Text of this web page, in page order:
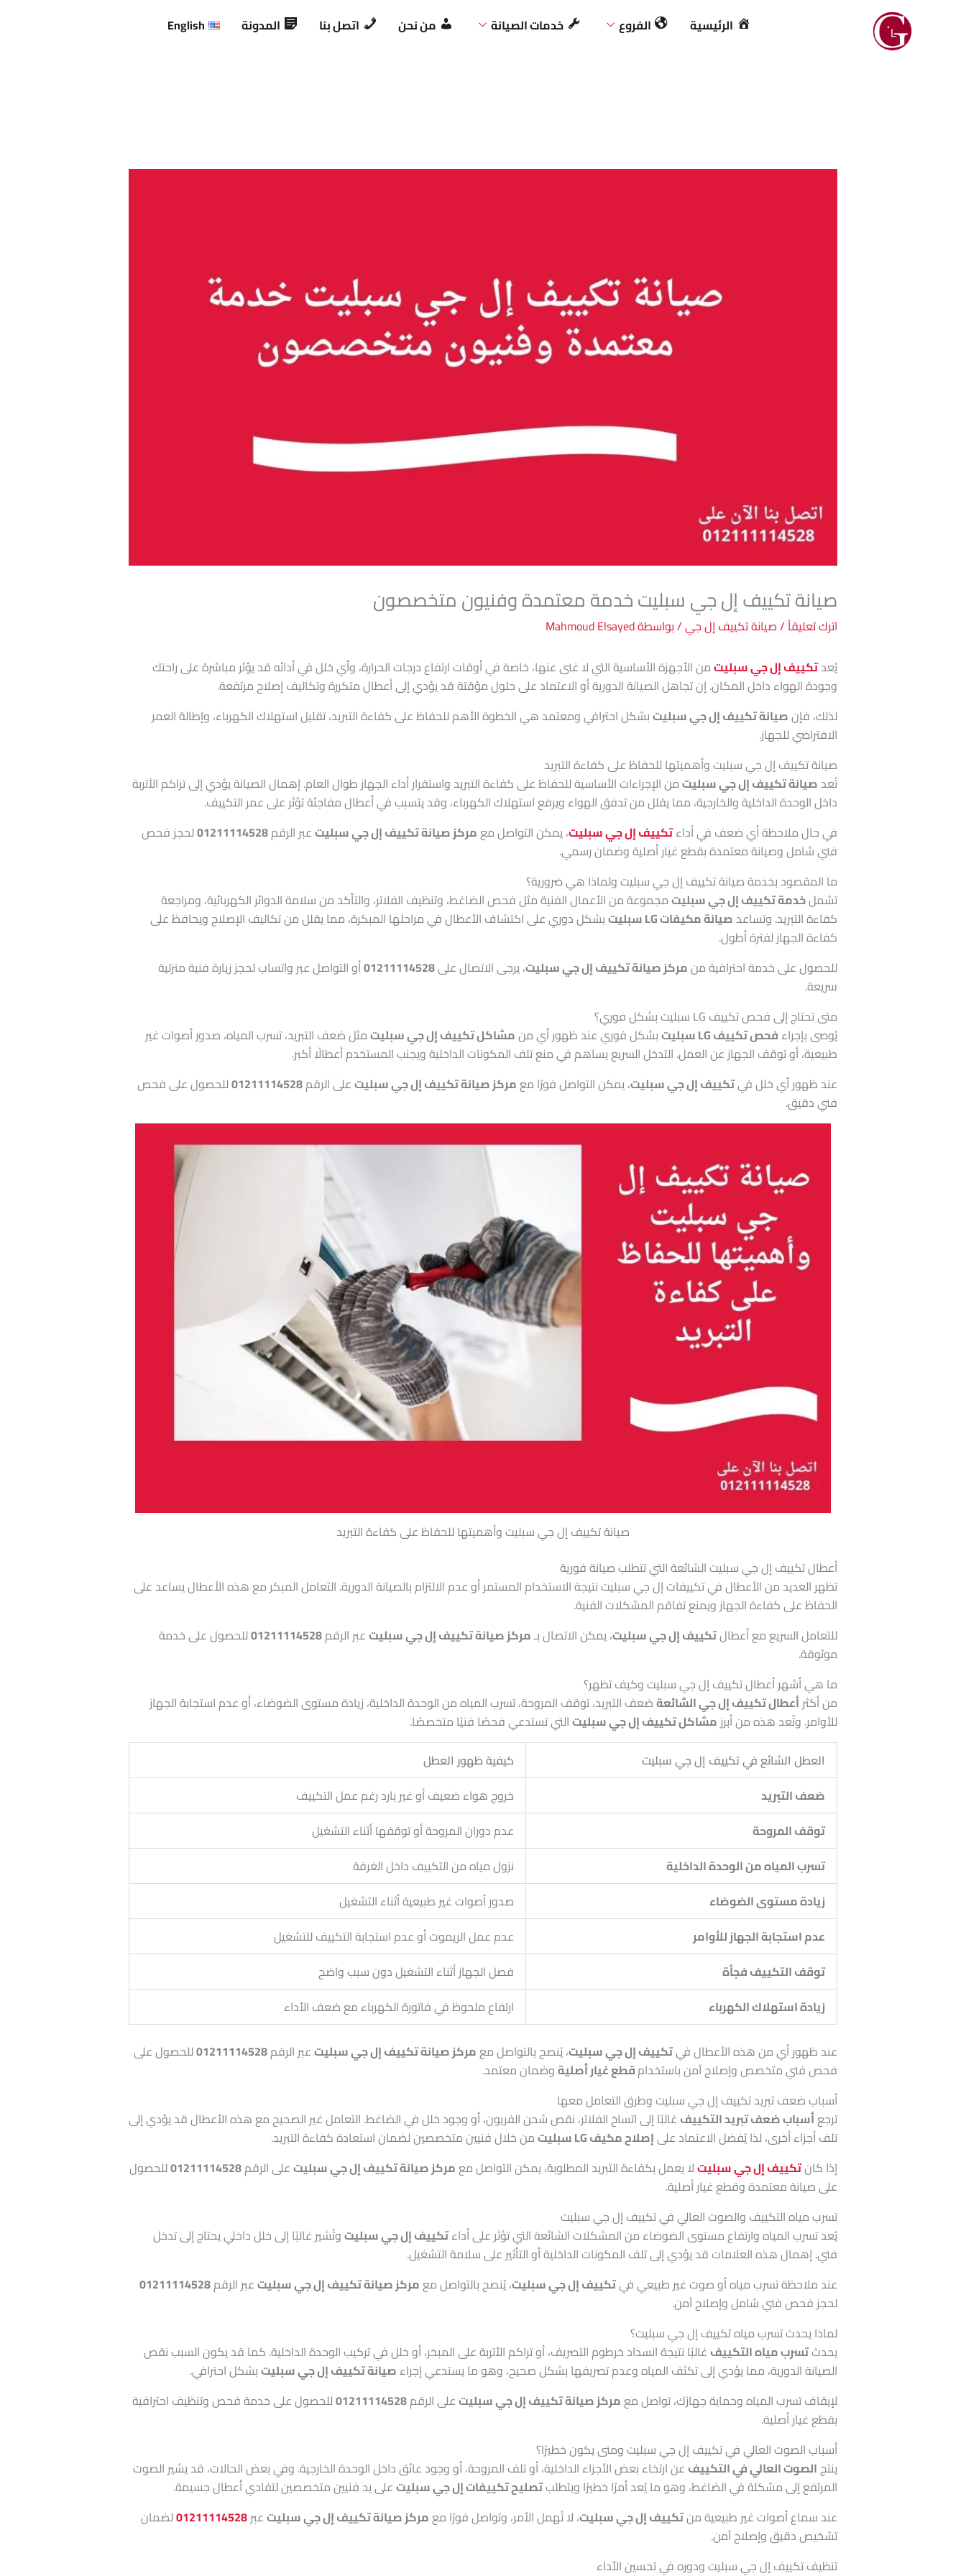
الرئيسية الفروع خدمات الصيانة من نحن اتصل بنا المدونة English
صيانة تكييف إل جي سبليت خدمة معتمدة وفنيون متخصصون
اترك تعليقاً/صيانة تكييف إل جي/ بواسطةMahmoud Elsayed
يُعدتكييف إل جي سبليتمن الأجهزة الأساسية التي لا غنى عنها، خاصة في أوقات ارتفاع درجات الحرارة، وأي خلل في أدائه قد يؤثر مباشرة على راحتك
وجودة الهواء داخل المكان. إن تجاهل الصيانة الدورية أو الاعتماد على حلول مؤقتة قد يؤدي إلى أعطال متكررة وتكاليف إصلاح مرتفعة.
لذلك، فإنصيانة تكييف إل جي سبليتبشكل احترافي ومعتمد هي الخطوة الأهم للحفاظ على كفاءة التبريد، تقليل استهلاك الكهرباء، وإطالة العمر
الافتراضي للجهاز.
صيانة تكييف إل جي سبليت وأهميتها للحفاظ على كفاءة التبريد
تُعدصيانة تكييف إل جي سبليتمن الإجراءات الأساسية للحفاظ على كفاءة التبريد واستقرار أداء الجهاز طوال العام. إهمال الصيانة يؤدي إلى تراكم الأتربة
داخل الوحدة الداخلية والخارجية، مما يقلل من تدفق الهواء ويرفع استهلاك الكهرباء، وقد يتسبب في أعطال مفاجئة تؤثر على عمر التكييف.
في حال ملاحظة أي ضعف في أداءتكييف إل جي سبليت، يمكن التواصل معمركز صيانة تكييف إل جي سبليتعبر الرقم01211114528لحجز فحص
فني شامل وصيانة معتمدة بقطع غيار أصلية وضمان رسمي.
ما المقصود بخدمة صيانة تكييف إل جي سبليت ولماذا هي ضرورية؟
تشملخدمة تكييف إل جي سبليتمجموعة من الأعمال الفنية مثل فحص الضاغط، وتنظيف الفلاتر، والتأكد من سلامة الدوائر الكهربائية، ومراجعة
كفاءة التبريد. وتساعدصيانة مكيفات LG سبليت
بشكل دوري على اكتشاف الأعطال في مراحلها المبكرة، مما يقلل من تكاليف الإصلاح ويحافظ على
كفاءة الجهاز لفترة أطول.
للحصول على خدمة احترافية منمركز صيانة تكييف إل جي سبليت، يرجى الاتصال على01211114528أو التواصل عبر واتساب لحجز زيارة فنية منزلية
سريعة.
متى تحتاج إلى فحص تكييف LG سبليت بشكل فوري؟
يُوصى بإجراءفحص تكييف LG سبليت بشكل فوري عند ظهور أي منمشاكل تكييف إل جي سبليتمثل ضعف التبريد، تسرب المياه، صدور أصوات غير
طبيعية، أو توقف الجهاز عن العمل. التدخل السريع يساهم في منع تلف المكونات الداخلية ويجنب المستخدم أعطالًا أكبر.
عند ظهور أي خلل فيتكييف إل جي سبليت، يمكن التواصل فورًا معمركز صيانة تكييف إل جي سبليتعلى الرقم01211114528للحصول على فحص
فني دقيق.
صيانة تكييف إل جي سبليت وأهميتها للحفاظ على كفاءة التبريد
أعطال تكييف إل جي سبليت الشائعة التي تتطلب صيانة فورية
تظهر العديد من الأعطال في تكييفات إل جي سبليت نتيجة الاستخدام المستمر أو عدم الالتزام بالصيانة الدورية. التعامل المبكر مع هذه الأعطال يساعد على
الحفاظ على كفاءة الجهاز ويمنع تفاقم المشكلات الفنية.
للتعامل السريع مع أعطالتكييف إل جي سبليت، يمكن الاتصال بـمركز صيانة تكييف إل جي سبليتعبر الرقم01211114528للحصول على خدمة
موثوقة.
ما هي أشهر أعطال تكييف إل جي سبليت وكيف تظهر؟
من أكثرأعطال تكييف إل جي الشائعةضعف التبريد، توقف المروحة، تسرب المياه من الوحدة الداخلية، زيادة مستوى الضوضاء، أو عدم استجابة الجهاز
للأوامر. وتُعد هذه من أبرز مشاكل تكييف إل جي سبليتالتي تستدعي فحصًا فنيًا متخصصًا.
العطل الشائع في تكييف إل جي سبليت
كيفية ظهور العطل
ضعف التبريد
خروج هواء ضعيف أو غير بارد رغم عمل التكييف
توقف المروحة
عدم دوران المروحة أو توقفها أثناء التشغيل
تسرب المياه من الوحدة الداخلية
نزول مياه من التكييف داخل الغرفة
زيادة مستوى الضوضاء
صدور أصوات غير طبيعية أثناء التشغيل
عدم استجابة الجهاز للأوامر
عدم عمل الريموت أو عدم استجابة التكييف للتشغيل
توقف التكييف فجأة
فصل الجهاز أثناء التشغيل دون سبب واضح
زيادة استهلاك الكهرباء
ارتفاع ملحوظ في فاتورة الكهرباء مع ضعف الأداء
عند ظهور أي من هذه الأعطال فيتكييف إل جي سبليت، يُنصح بالتواصل معمركز صيانة تكييف إل جي سبليتعبر الرقم01211114528للحصول على
فحص فني متخصص وإصلاح آمن باستخدامقطع غيار أصليةوضمان معتمد.
أسباب ضعف تبريد تكييف إل جي سبليت وطرق التعامل معها
ترجعأسباب ضعف تبريد التكييف غالبًا إلى اتساخ الفلاتر، نقص شحن الفريون، أو وجود خلل في الضاغط. التعامل غير الصحيح مع هذه الأعطال قد يؤدي إلى
تلف أجزاء أخرى، لذا يُفضل الاعتماد علىإصلاح مكيف LG سبليت
من خلال فنيين متخصصين لضمان استعادة كفاءة التبريد.
إذا كانتكييف إل جي سبليتلا يعمل بكفاءة التبريد المطلوبة، يمكن التواصل معمركز صيانة تكييف إل جي سبليتعلى الرقم01211114528للحصول
على صيانة معتمدة وقطع غيار أصلية.
تسرب مياه التكييف والصوت العالي في تكييف إل جي سبليت
يُعد تسرب المياه وارتفاع مستوى الضوضاء من المشكلات الشائعة التي تؤثر على أداءتكييف إل جي سبليتوتُشير غالبًا إلى خلل داخلي يحتاج إلى تدخل
فني. إهمال هذه العلامات قد يؤدي إلى تلف المكونات الداخلية أو التأثير على سلامة التشغيل.
عند ملاحظة تسرب مياه أو صوت غير طبيعي فيتكييف إل جي سبليت، يُنصح بالتواصل معمركز صيانة تكييف إل جي سبليتعبر الرقم01211114528
لحجز فحص فني شامل وإصلاح آمن.
لماذا يحدث تسرب مياه تكييف إل جي سبليت؟
يحدثتسرب مياه التكييف غالبًا نتيجة انسداد خرطوم التصريف، أو تراكم الأتربة على المبخر، أو خلل في تركيب الوحدة الداخلية. كما قد يكون السبب نقص
الصيانة الدورية، مما يؤدي إلى تكثف المياه وعدم تصريفها بشكل صحيح، وهو ما يستدعي إجراءصيانة تكييف إل جي سبليتبشكل احترافي.
لإيقاف تسرب المياه وحماية جهازك، تواصل معمركز صيانة تكييف إل جي سبليتعلى الرقم01211114528للحصول على خدمة فحص وتنظيف احترافية
بقطع غيار أصلية.
أسباب الصوت العالي في تكييف إل جي سبليت ومتى يكون خطيرًا؟
ينتجالصوت العالي في التكييف عن ارتخاء بعض الأجزاء الداخلية، أو تلف المروحة، أو وجود عائق داخل الوحدة الخارجية. وفي بعض الحالات، قد يشير الصوت
المرتفع إلى مشكلة في الضاغط، وهو ما يُعد أمرًا خطيرًا ويتطلبتصليح تكييفات إل جي سبليتعلى يد فنيين متخصصين لتفادي أعطال جسيمة.
عند سماع أصوات غير طبيعية منتكييف إل جي سبليت، لا تُهمل الأمر، وتواصل فورًا معمركز صيانة تكييف إل جي سبليتعبر01211114528لضمان
تشخيص دقيق وإصلاح آمن.
تنظيف تكييف إل جي سبليت ودوره في تحسين الأداء